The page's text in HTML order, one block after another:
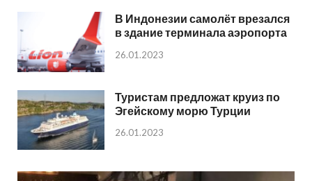
В Индонезии самолёт врезался
в здание терминала аэропорта
26.01.2023
Туристам предложат круиз по
Эгейскому морю Турции
26.01.2023